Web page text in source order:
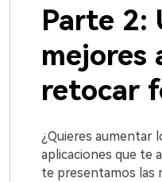
Parte 2:
mejores
retocar
¿Quieres aumentar
aplicaciones que te
te presentamos las